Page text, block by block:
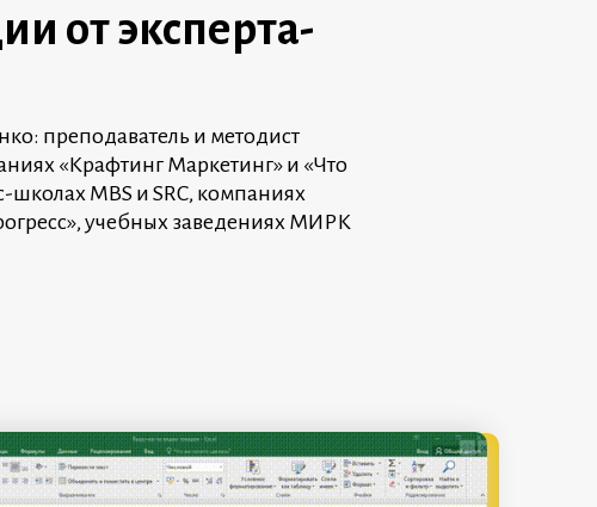
от эксперта-
преподаватель и методист
«Крафтинг Маркетинг» и «Что
школах MBS и SRC, компаниях
учебных заведениях МИРК